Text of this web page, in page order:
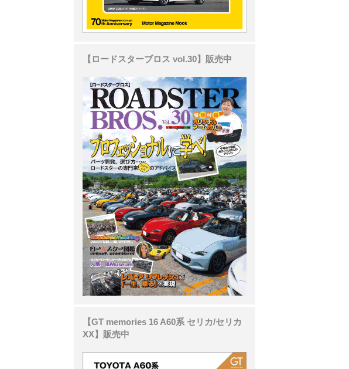
【ロードスターブロス vol.30】販売中
【GT memories 16 A60系 セリカ/セリカ
XX】販売中